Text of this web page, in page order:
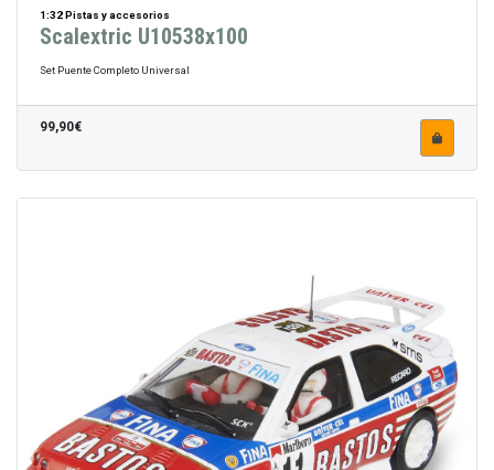
1:32 Pistas y accesorios
Scalextric U10538x100
Set Puente Completo Universal
99,90€